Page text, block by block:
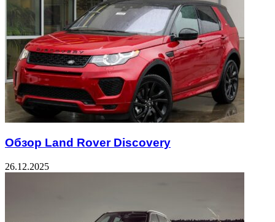
Обзор Land Rover Discovery
26.12.2025